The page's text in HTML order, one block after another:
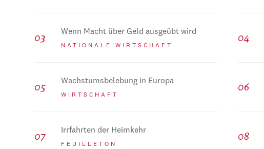
Wenn Macht über Geld ausgeübt wird
NATIONALE WIRTSCHAFT
Wachstumsbelebung in Europa
WIRTSCHAFT
Irrfahrten der Heimkehr
FEUILLETON